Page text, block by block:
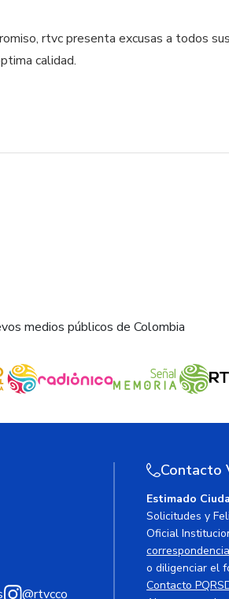
rtvc presenta excusas a todos
calidad.
medios públicos de Colombia
@rtvcco
Contacto
Estimado
Solicitudes y
Oficial
o diligenciar el
Contacto